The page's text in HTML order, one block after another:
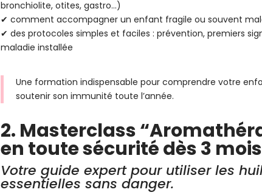
bronchiolite, otites, gastro…)
✔ comment accompagner un enfant fragile ou souvent
✔ des protocoles simples et faciles : prévention, premiers
maladie installée
Une formation indispensable pour comprendre votre
soutenir son immunité toute l’année.
2. Masterclass
en toute sécurité dès 3
Votre guide expert pour utiliser les
essentielles sans danger.